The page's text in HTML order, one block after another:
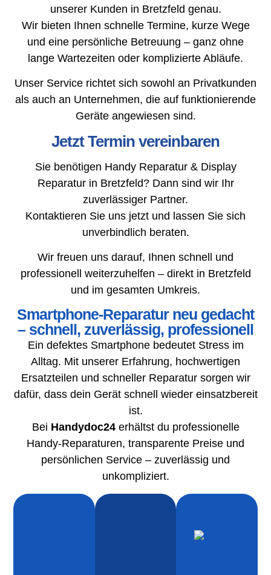
unserer Kunden in Bretzfeld genau.
Wir bieten Ihnen schnelle Termine, kurze Wege
und eine persönliche Betreuung – ganz ohne
lange Wartezeiten oder komplizierte Abläufe.
Unser Service richtet sich sowohl an Privatkunden
als auch an Unternehmen, die auf funktionierende
Geräte angewiesen sind.
Jetzt Termin vereinbaren
Sie benötigen Handy Reparatur & Display
Reparatur in Bretzfeld? Dann sind wir Ihr
zuverlässiger Partner.
Kontaktieren Sie uns jetzt und lassen Sie sich
unverbindlich beraten.
Wir freuen uns darauf, Ihnen schnell und
professionell weiterzuhelfen – direkt in Bretzfeld
und im gesamten Umkreis.
Smartphone-Reparatur neu gedacht
– schnell, zuverlässig, professionell
Ein defektes Smartphone bedeutet Stress im
Alltag. Mit unserer Erfahrung, hochwertigen
Ersatzteilen und schneller Reparatur sorgen wir
dafür, dass dein Gerät schnell wieder einsatzbereit
ist.
Bei Handydoc24erhältst du professionelle
Handy-Reparaturen, transparente Preise und
persönlichen Service – zuverlässig und
unkompliziert.